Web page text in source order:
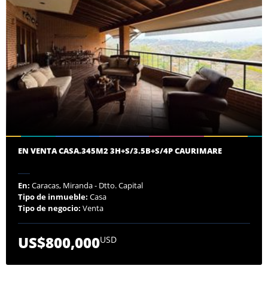
EN VENTA CASA.345M2 3H+S/3.5B+S/4P CAURIMARE
En: Caracas, Miranda - Dtto. Capital
Tipo de inmueble: Casa
Tipo de negocio: Venta
US$800,000USD